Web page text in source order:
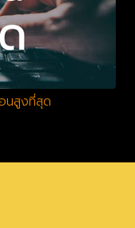
นสูงที่สุด